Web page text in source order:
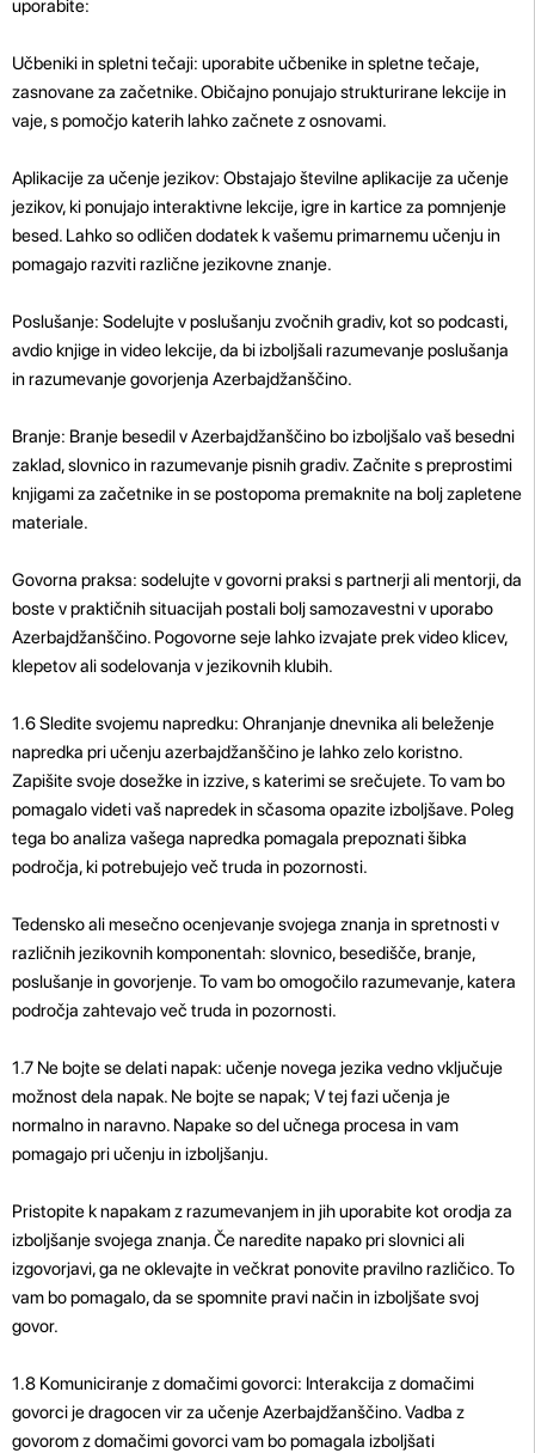
uporabite:
Učbeniki in spletni tečaji: uporabite učbenike in spletne tečaje,
zasnovane za začetnike. Običajno ponujajo strukturirane lekcije in
vaje, s pomočjo katerih lahko začnete z osnovami.
Aplikacije za učenje jezikov: Obstajajo številne aplikacije za učenje
jezikov, ki ponujajo interaktivne lekcije, igre in kartice za pomnjenje
besed. Lahko so odličen dodatek k vašemu primarnemu učenju in
pomagajo razviti različne jezikovne znanje.
Poslušanje: Sodelujte v poslušanju zvočnih gradiv, kot so podcasti,
avdio knjige in video lekcije, da bi izboljšali razumevanje poslušanja
in razumevanje govorjenja Azerbajdžanščino.
Branje: Branje besedil v Azerbajdžanščino bo izboljšalo vaš besedni
zaklad, slovnico in razumevanje pisnih gradiv. Začnite s preprostimi
knjigami za začetnike in se postopoma premaknite na bolj zapletene
materiale.
Govorna praksa: sodelujte v govorni praksi s partnerji ali mentorji, da
boste v praktičnih situacijah postali bolj samozavestni v uporabo
Azerbajdžanščino. Pogovorne seje lahko izvajate prek video klicev,
klepetov ali sodelovanja v jezikovnih klubih.
1.6 Sledite svojemu napredku: Ohranjanje dnevnika ali beleženje
napredka pri učenju azerbajdžanščino je lahko zelo koristno.
Zapišite svoje dosežke in izzive, s katerimi se srečujete. To vam bo
pomagalo videti vaš napredek in sčasoma opazite izboljšave. Poleg
tega bo analiza vašega napredka pomagala prepoznati šibka
področja, ki potrebujejo več truda in pozornosti.
Tedensko ali mesečno ocenjevanje svojega znanja in spretnosti v
različnih jezikovnih komponentah: slovnico, besedišče, branje,
poslušanje in govorjenje. To vam bo omogočilo razumevanje, katera
področja zahtevajo več truda in pozornosti.
1.7 Ne bojte se delati napak: učenje novega jezika vedno vključuje
možnost dela napak. Ne bojte se napak; V tej fazi učenja je
normalno in naravno. Napake so del učnega procesa in vam
pomagajo pri učenju in izboljšanju.
Pristopite k napakam z razumevanjem in jih uporabite kot orodja za
izboljšanje svojega znanja. Če naredite napako pri slovnici ali
izgovorjavi, ga ne oklevajte in večkrat ponovite pravilno različico. To
vam bo pomagalo, da se spomnite pravi način in izboljšate svoj
govor.
1.8 Komuniciranje z domačimi govorci: Interakcija z domačimi
govorci je dragocen vir za učenje Azerbajdžanščino. Vadba z
govorom z domačimi govorci vam bo pomagala izboljšati